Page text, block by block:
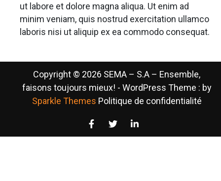
ut labore et dolore magna aliqua. Ut enim ad
minim veniam, quis nostrud exercitation ullamco
laboris nisi ut aliquip ex ea commodo consequat.
Copyright © 2026 SEMA – S.A – Ensemble,
faisons toujours mieux! - WordPress Theme : by
Sparkle Themes Politique de confidentialité